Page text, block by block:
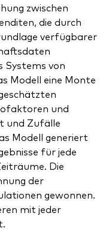
zwischen
die durch
verfügbarer
Systems von
Modell eine Monte
und
und Zufälle
Modell generiert
für jede
Die
der
gewonnen.
mit jeder